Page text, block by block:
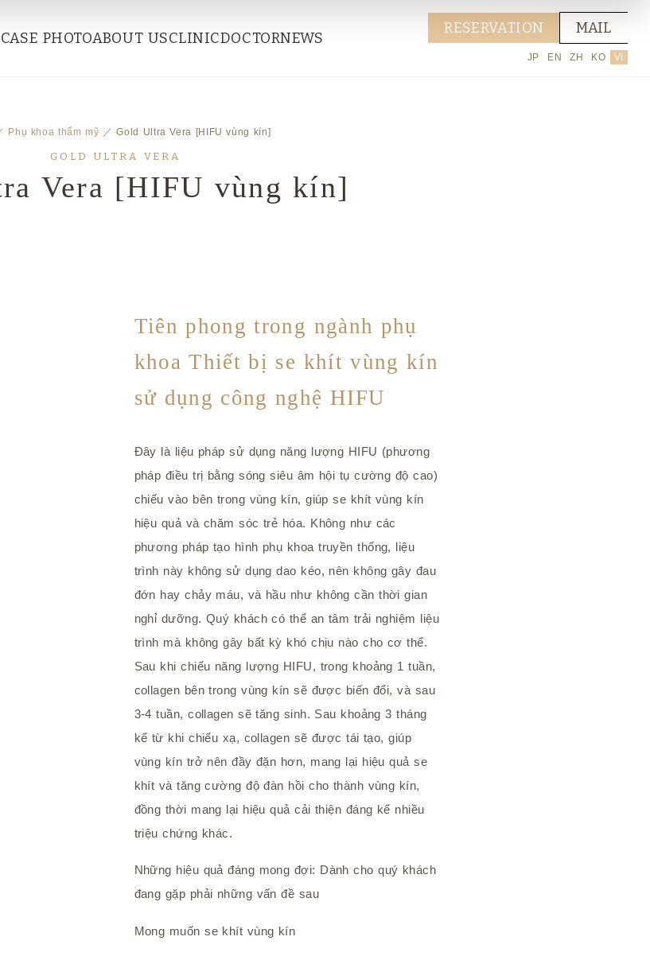
CASE PHOTOABOUT USCLINICDOCTORNEWS
RESERVATION MAIL
JP EN ZH KO VI
Phụ khoa thẩm mỹ ／ Gold Ultra Vera [HIFU vùng kín]
GOLD ULTRA VERA
Vera [HIFU vùng kín]
Tiên phong trong ngành phụ
khoa Thiết bị se khít vùng kín
sử dụng công nghệ HIFU
Đây là liệu pháp sử dụng năng lượng HIFU (phương
pháp điều trị bằng sóng siêu âm hội tụ cường độ cao)
chiếu vào bên trong vùng kín, giúp se khít vùng kín
hiệu quả và chăm sóc trẻ hóa. Không như các
phương pháp tạo hình phụ khoa truyền thống, liệu
trình này không sử dụng dao kéo, nên không gây đau
đớn hay chảy máu, và hầu như không cần thời gian
nghỉ dưỡng. Quý khách có thể an tâm trải nghiệm liệu
trình mà không gây bất kỳ khó chịu nào cho cơ thể.
Sau khi chiếu năng lượng HIFU, trong khoảng 1 tuần,
collagen bên trong vùng kín sẽ được biến đổi, và sau
3-4 tuần, collagen sẽ tăng sinh. Sau khoảng 3 tháng
kể từ khi chiếu xạ, collagen sẽ được tái tạo, giúp
vùng kín trở nên đầy đặn hơn, mang lại hiệu quả se
khít và tăng cường độ đàn hồi cho thành vùng kín,
đồng thời mang lại hiệu quả cải thiện đáng kể nhiều
triệu chứng khác.
Những hiệu quả đáng mong đợi: Dành cho quý khách
đang gặp phải những vấn đề sau
Mong muốn se khít vùng kín